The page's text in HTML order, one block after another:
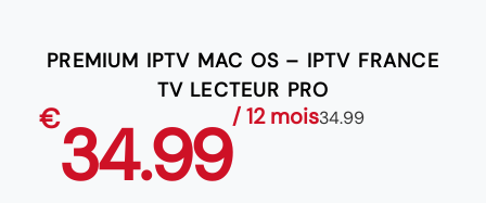
PREMIUM IPTV MAC OS – IPTV FRANCE
TV LECTEUR PRO
€34.99/ 12 mois34.99